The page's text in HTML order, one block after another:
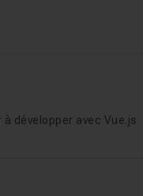
développer avec Vue.js